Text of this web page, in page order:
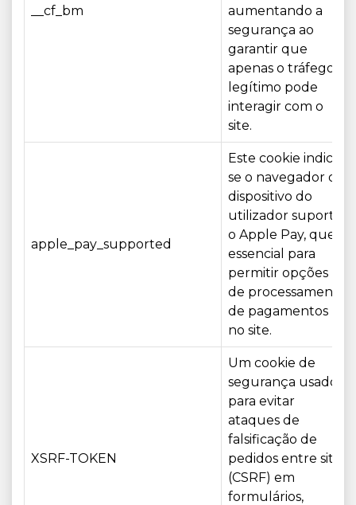
__cf_bm
aumentando a
segurança ao
garantir que
apenas o tráfego
legítimo pode
interagir com o
site.
apple_pay_supported
Este cookie indica
se o navegador ou
dispositivo do
utilizador suporta
o Apple Pay, que é
essencial para
permitir opções
de processamento
de pagamentos
no site.
XSRF-TOKEN
Um cookie de
segurança usado
para evitar
ataques de
falsificação de
pedidos entre sites
(CSRF) em
formulários,